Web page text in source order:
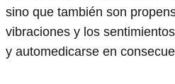
sino que también son
vibraciones y los
y automedicarse en